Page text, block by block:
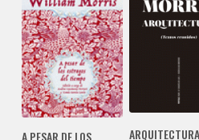
A PESAR DE LOS
ARQUITECTURA